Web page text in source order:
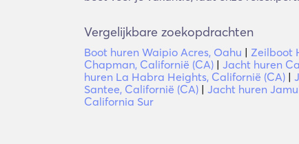
Vergelijkbare zoekopdrachten
Boot huren Waipio Acres, Oahu | Zeilboot
Chapman, Californië (CA) | Jacht huren
huren La Habra Heights, Californië (CA) |
Santee, Californië (CA) | Jacht huren
California Sur